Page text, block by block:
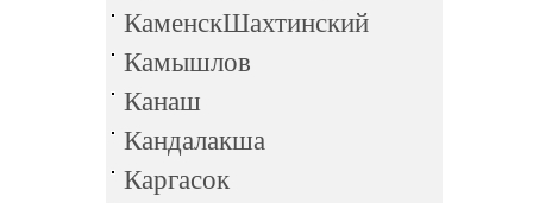
КаменскШахтинский
Камышлов
Канаш
Кандалакша
Каргасок